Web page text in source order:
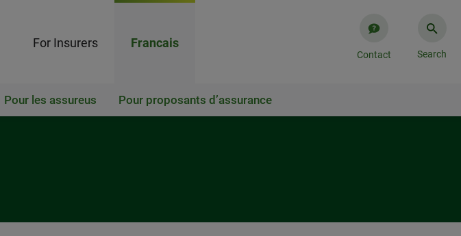
For Insurers Francais​
Contact Search
Pour les assureus Pour proposants d’assurance